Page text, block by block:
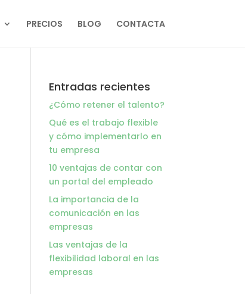
PRECIOS BLOG CONTACTA
Entradas recientes
¿Cómo retener el talento?
Qué es el trabajo flexible
y cómo implementarlo en
tu empresa
10 ventajas de contar con
un portal del empleado
La importancia de la
comunicación en las
empresas
Las ventajas de la
flexibilidad laboral en las
empresas